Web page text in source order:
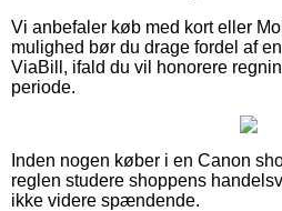
Vi anbefaler køb med kort eller
mulighed bør du drage fordel af
ViaBill, ifald du vil honorere
periode.
Inden nogen køber i en Canon
reglen studere shoppens
ikke videre spændende.